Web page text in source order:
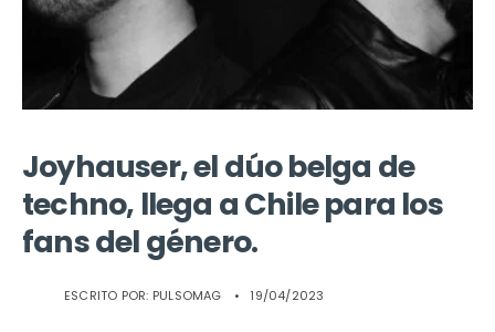
Joyhauser, el dúo belga de
techno, llega a Chile para los
fans del género.
ESCRITO POR: PULSOMAG • 19/04/2023